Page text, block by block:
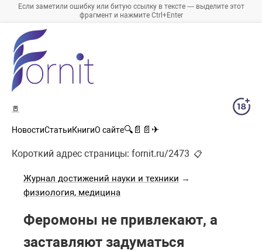
Если заметили ошибку или битую ссылку в тексте — выделите этот
фрагмент и нажмите Ctrl+Enter
🚪
НовостиСтатьиКнигиО сайте🔍 📄 📄 ✈
Короткий адрес страницы: fornit.ru/2473 📋
Журнал достижений науки и техники →
физиология, медицина
Феромоны не привлекают, а
заставляют задуматься